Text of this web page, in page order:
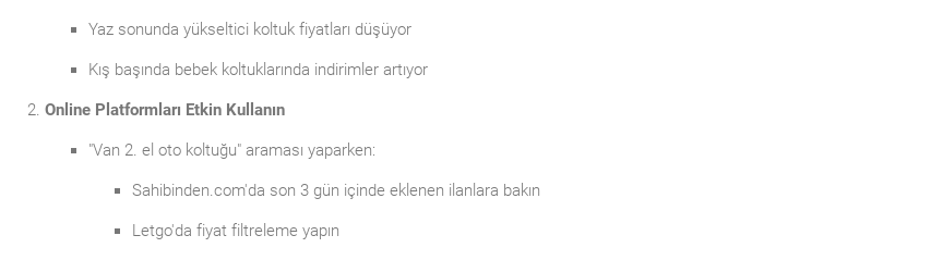
Yaz sonunda yükseltici koltuk fiyatları düşüyor
Kış başında bebek koltuklarında indirimler artıyor
Online Platformları Etkin Kullanın
"Van 2. el oto koltuğu" araması yaparken:
Sahibinden.com'da son 3 gün içinde eklenen ilanlara bakın
Letgo'da fiyat filtreleme yapın